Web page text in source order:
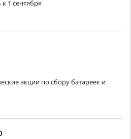
1 сентября
акции по сбору батареек и